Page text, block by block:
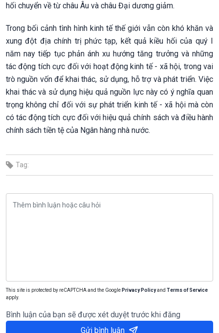
hối chuyển về từ châu Âu và châu Đại dương giảm.
Trong bối cảnh tình hình kinh tế thế giới vẫn còn khó khăn và
xung đột địa chính trị phức tạp, kết quả kiều hối của quý I
năm nay tiếp tục phản ánh xu hướng tăng trưởng và những
tác động tích cực đối với hoạt động kinh tế - xã hội, trong vai
trò nguồn vốn để khai thác, sử dụng, hỗ trợ và phát triển. Việc
khai thác và sử dụng hiệu quả nguồn lực này có ý nghĩa quan
trọng không chỉ đối với sự phát triển kinh tế - xã hội mà còn
có tác động tích cực đối với hiệu quả chính sách và điều hành
chính sách tiền tệ của Ngân hàng nhà nước.
Tag:
This site is protected by reCAPTCHA and the Google Privacy Policyand Terms of Service
apply.
Bình luận của bạn sẽ được xét duyệt trước khi đăng
Gửi bình luận